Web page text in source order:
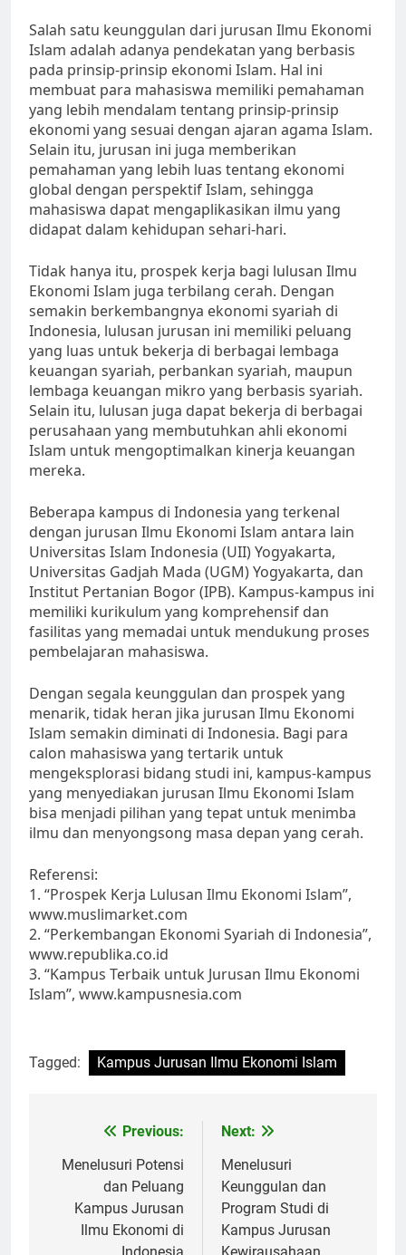
Salah satu keunggulan dari jurusan Ilmu Ekonomi
Islam adalah adanya pendekatan yang berbasis
pada prinsip-prinsip ekonomi Islam. Hal ini
membuat para mahasiswa memiliki pemahaman
yang lebih mendalam tentang prinsip-prinsip
ekonomi yang sesuai dengan ajaran agama Islam.
Selain itu, jurusan ini juga memberikan
pemahaman yang lebih luas tentang ekonomi
global dengan perspektif Islam, sehingga
mahasiswa dapat mengaplikasikan ilmu yang
didapat dalam kehidupan sehari-hari.
Tidak hanya itu, prospek kerja bagi lulusan Ilmu
Ekonomi Islam juga terbilang cerah. Dengan
semakin berkembangnya ekonomi syariah di
Indonesia, lulusan jurusan ini memiliki peluang
yang luas untuk bekerja di berbagai lembaga
keuangan syariah, perbankan syariah, maupun
lembaga keuangan mikro yang berbasis syariah.
Selain itu, lulusan juga dapat bekerja di berbagai
perusahaan yang membutuhkan ahli ekonomi
Islam untuk mengoptimalkan kinerja keuangan
mereka.
Beberapa kampus di Indonesia yang terkenal
dengan jurusan Ilmu Ekonomi Islam antara lain
Universitas Islam Indonesia (UII) Yogyakarta,
Universitas Gadjah Mada (UGM) Yogyakarta, dan
Institut Pertanian Bogor (IPB). Kampus-kampus ini
memiliki kurikulum yang komprehensif dan
fasilitas yang memadai untuk mendukung proses
pembelajaran mahasiswa.
Dengan segala keunggulan dan prospek yang
menarik, tidak heran jika jurusan Ilmu Ekonomi
Islam semakin diminati di Indonesia. Bagi para
calon mahasiswa yang tertarik untuk
mengeksplorasi bidang studi ini, kampus-kampus
yang menyediakan jurusan Ilmu Ekonomi Islam
bisa menjadi pilihan yang tepat untuk menimba
ilmu dan menyongsong masa depan yang cerah.
Referensi:
1. “Prospek Kerja Lulusan Ilmu Ekonomi Islam”,
www.muslimarket.com
2. “Perkembangan Ekonomi Syariah di Indonesia”,
www.republika.co.id
3. “Kampus Terbaik untuk Jurusan Ilmu Ekonomi
Islam”, www.kampusnesia.com
Tagged: Kampus Jurusan Ilmu Ekonomi Islam
navigation
Previous:
Menelusuri Potensi
dan Peluang
Kampus Jurusan
Ilmu Ekonomi di
Next:
Menelusuri
Keunggulan dan
Program Studi di
Kampus Jurusan